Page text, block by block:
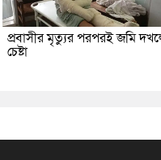
প্রবাসীর মৃত্যুর পরপরই জমি
চেষ্টা